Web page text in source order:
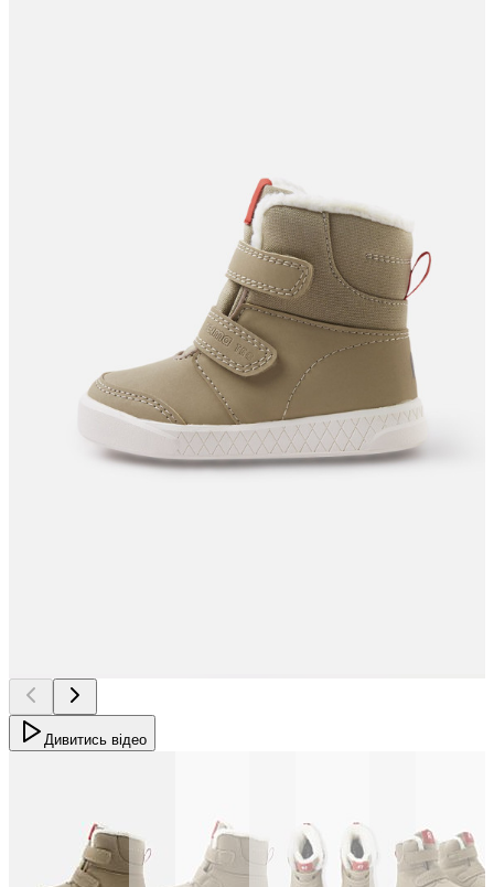
Дивитись відео